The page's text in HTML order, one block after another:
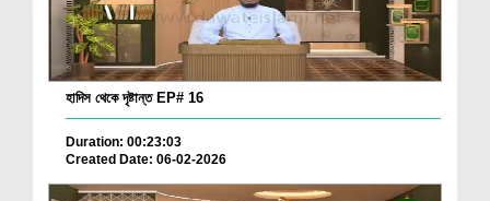
হাদিস থেকে দৃষ্টান্ত EP# 16
Duration: 00:23:03
Created Date: 06-02-2026